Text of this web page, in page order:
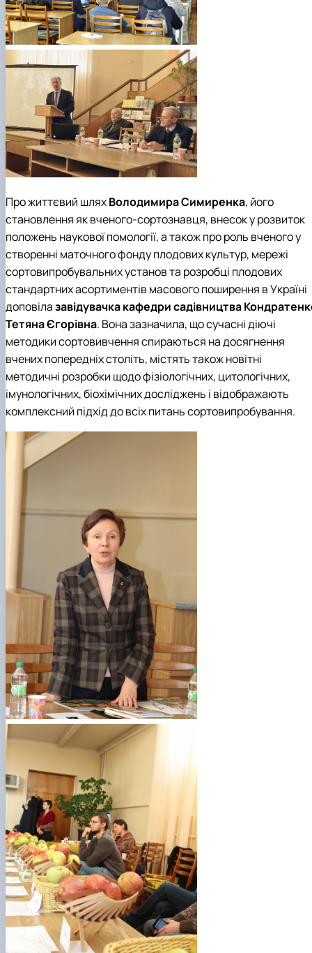
Про життєвий шляхВолодимира Симиренка, його
становлення як вченого-сортознавця, внесок у розвиток
положень наукової помології, а також про роль вченого у
створенні маточного фонду плодових культур, мережі
сортовипробувальних установ та розробці плодових
стандартних асортиментів масового поширення в Україні
доповілазавідувачка кафедрисадівництва
Тетяна Єгорівна. Вона зазначила, що сучасні діючі
методики сортовивчення спираються на досягнення
вчених попередніх століть, містять також новітні
методичні розробки щодо фізіологічних, цитологічних,
імунологічних, біохімічних досліджень і відображають
комплексний підхід до всіх питань сортовипробування.